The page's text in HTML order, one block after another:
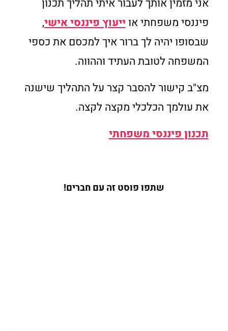
פיננסי משפחתי או ייעוץ פיננסי אישי,
שבסופו יהיה לך ברור איך למכסם את כספי
המשפחה לטובת העתיד וההווה.
מצ"ב קישור להסבר קצר על התהליך שישנה
את עולמך הכלכלי מקצה לקצה.
תכנון פיננסי משפחתי
שתפו פוסט זה עם חברים!